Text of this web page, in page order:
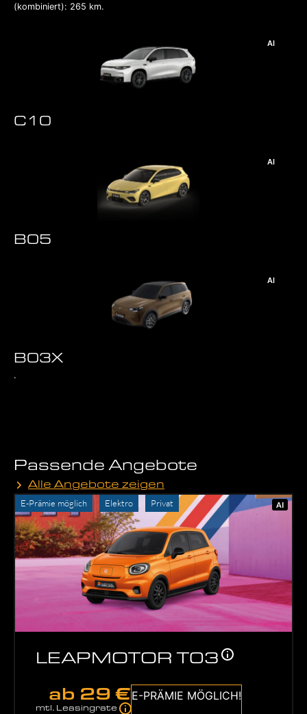
(kombiniert): 265 km.
AI
C10
AI
B05
AI
B03X
.
Passende Angebote
Alle Angebote zeigen
E-Prämie möglich Elektro Privat AI
LEAPMOTOR T03
ab 29 €
mtl. Leasingrate
E-PRÄMIE MÖGLICH!